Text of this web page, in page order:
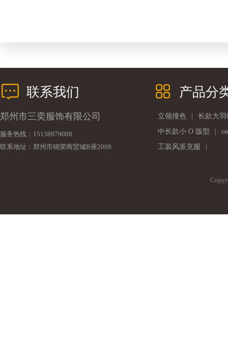
联系我们
郑州市三奕服饰有限公司
服务热线：15138979088
联系地址：郑州市锦荣商贸城B座2009
产品分
立领撞色
长款大羽
中长款小 O 版型
工装风派克服